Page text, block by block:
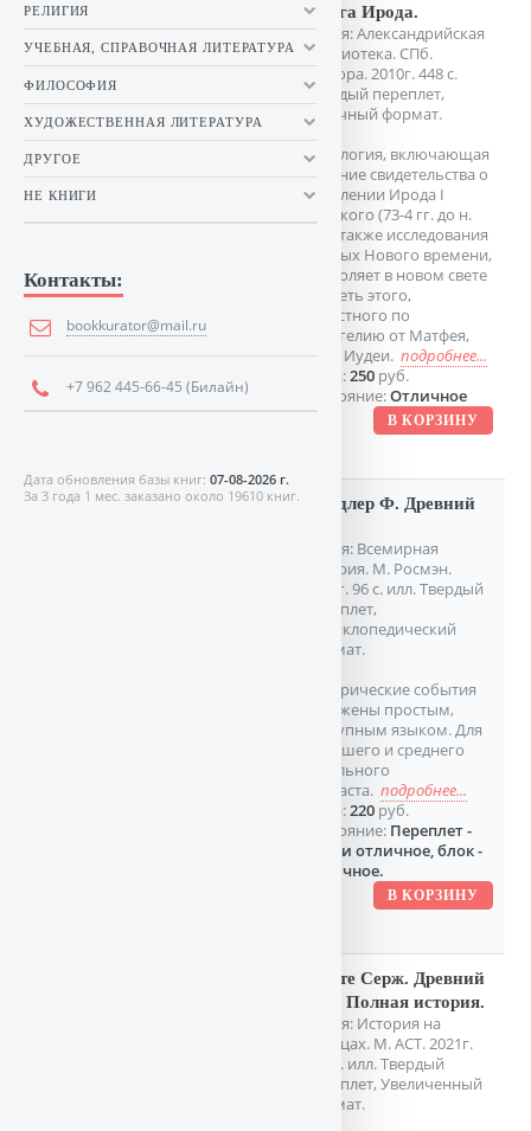
Книга Ирода.
Серия: Александрийская
библиотека. СПб.
Амфора. 2010г. 448 с.
Твердый переплет,
Обычный формат.
Антология, включающая
древние свидетельства о
правлении Ирода I
Великого (73-4 гг. до н.
э.), а также исследования
ученых Нового времени,
позволяет в новом свете
увидеть этого,
известного по
Евангелию от Матфея,
царя Иудеи. подробнее...
Цена:250руб.
Состояние:Отличное
Чандлер Ф. Древний
Серия: Всемирная
история. М. Росмэн.
1999г. 96 с. илл. Твердый
переплет,
Энциклопедический
формат.
Исторические события
изложены простым,
доступным языком. Для
младшего и среднего
школьного
возраста. подробнее...
Цена:220руб.
Состояние: Переплет -
почти отличное, блок -
отличное.
Нонте Серж. Древний
мир. Полная история.
Серия: История на
пальцах. М. АСТ. 2021г.
352 c. илл. Твердый
переплет, Увеличенный
формат.
РЕЛИГИЯ
УЧЕБНАЯ, СПРАВОЧНАЯ ЛИТЕРАТУРА
ФИЛОСОФИЯ
ХУДОЖЕСТВЕННАЯ ЛИТЕРАТУРА
ДРУГОЕ
НЕ КНИГИ
Контакты:
bookkurator@mail.ru
+7 962 445-66-45 (Билайн)
Дата обновления базы книг: 07-08-2026 г.
За 3 года 1 мес. заказано около 19610 книг.